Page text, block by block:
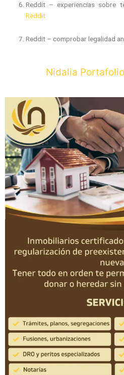
Reddit – experiencias sobre
Reddit
Reddit – comprobar legalidad
Nidalia